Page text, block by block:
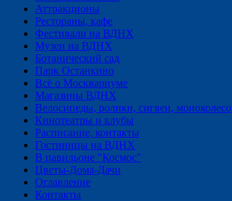
Аттракционы
Рестораны, кафе
Фестивали на ВДНХ
Музеи на ВДНХ
Ботанический сад
Парк Останкино
Всё о Москвариуме
Магазины ВДНХ
Велосипеды, ролики, сигвеи, моноколесо
Кинотеатры и клубы
Расписание, контакты
Гостиницы на ВДНХ
В павильоне "Космос"
Цветы-Дома-Дачи
Оглавление
Контакты